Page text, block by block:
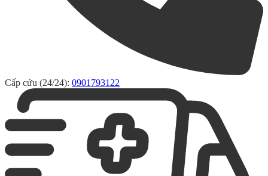
Cấp cứu (24/24): 0901793122